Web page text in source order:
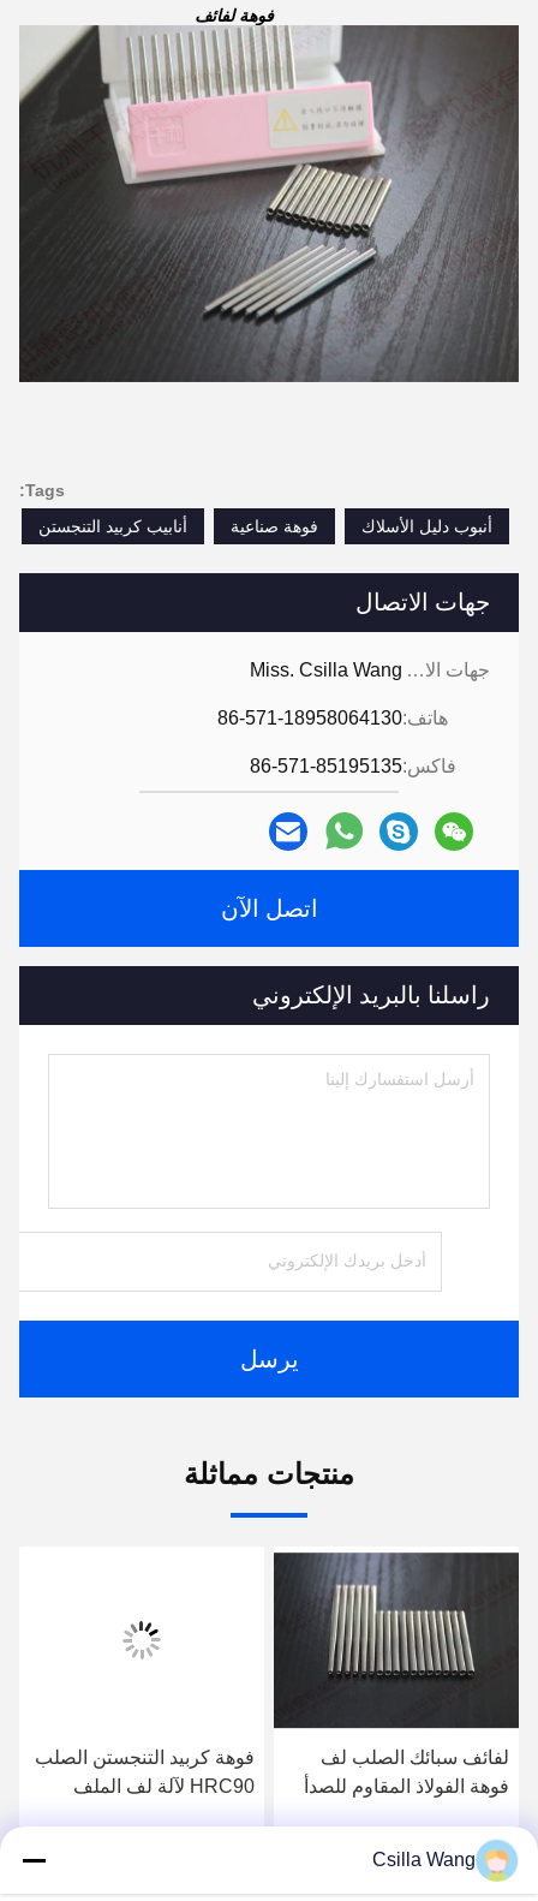
جهات الاتصال
جهات الاتصال: Miss. Csilla Wang
هاتف:86-571-18958064130
فاكس:86-571-85195135
اتصل الآن
راسلنا بالبريد الإلكتروني
يرسل
فوهة لفائف
Tags:
أنبوب دليل الأسلاك
فوهة صناعية أنابيب كربيد التنجستن
منتجات مماثلة
لفائف سبائك الصلب لف
فوهة الفولاذ المقاوم للصدأ
احصل على افضل سعر
فوهة كربيد التنجستن الصلب
HRC90 لآلة لف الملف
Csilla Wang